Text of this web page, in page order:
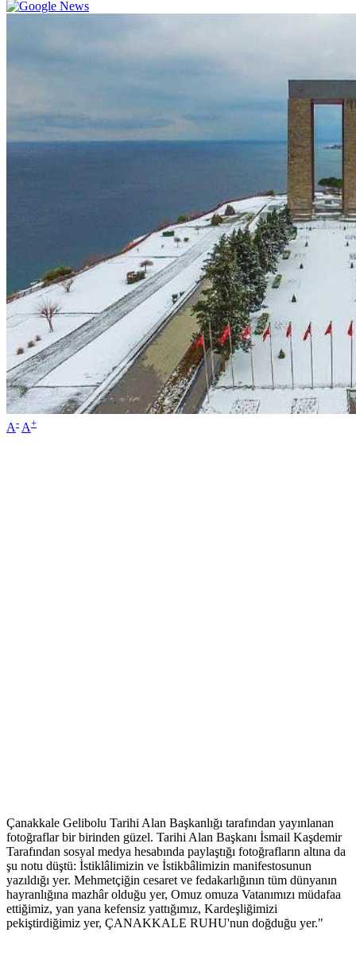
A- A+
Çanakkale Gelibolu Tarihi Alan Başkanlığı tarafından yayınlanan
fotoğraflar bir birinden güzel. Tarihi Alan Başkanı İsmail Kaşdemir
Tarafından sosyal medya hesabında paylaştığı fotoğrafların altına da
şu notu düştü: İstiklâlimizin ve İstikbâlimizin manifestosunun
yazıldığı yer. Mehmetçiğin cesaret ve fedakarlığının tüm dünyanın
hayranlığına mazhâr olduğu yer, Omuz omuza Vatanımızı müdafaa
ettiğimiz, yan yana kefensiz yattığımız, Kardeşliğimizi
pekiştirdiğimiz yer, ÇANAKKALE RUHU'nun doğduğu yer."